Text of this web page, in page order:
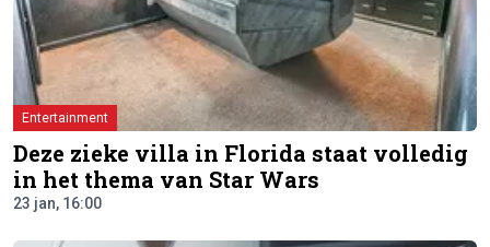
Entertainment
Deze zieke villa in Florida staat volledig
in het thema van Star Wars
23 jan, 16:00